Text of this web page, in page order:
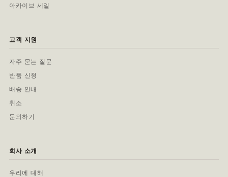
아카이브 세일
고객 지원
자주 묻는 질문
반품 신청
배송 안내
취소
문의하기
회사 소개
우리에 대해